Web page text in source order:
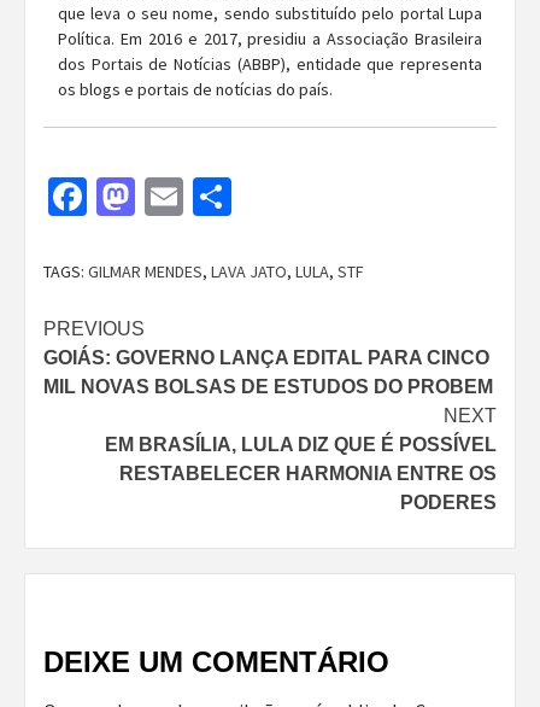
que leva o seu nome, sendo substituído pelo portal Lupa
Política. Em 2016 e 2017, presidiu a Associação Brasileira
dos Portais de Notícias (ABBP), entidade que representa
os blogs e portais de notícias do país.
Facebook
Mastodon
Email
TAGS: GILMAR MENDES, LAVA JATO, LULA, STF
Continue
Reading
PREVIOUS
GOIÁS: GOVERNO LANÇA EDITAL PARA CINCO
MIL NOVAS BOLSAS DE ESTUDOS DO PROBEM
NEXT
EM BRASÍLIA, LULA DIZ QUE É POSSÍVEL
RESTABELECER HARMONIA ENTRE OS
PODERES
DEIXE UM COMENTÁRIO